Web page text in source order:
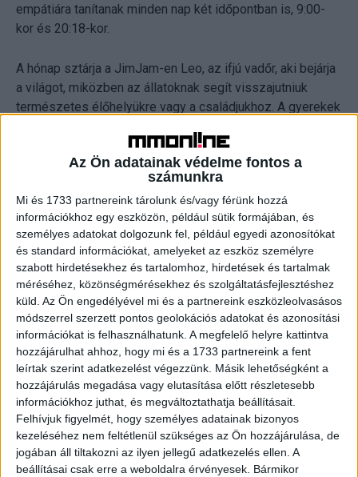
Az Ön adatainak védelme fontos a
számunkra
Mi és 1733 partnereink tárolunk és/vagy férünk hozzá
információkhoz egy eszközön, például sütik formájában, és
személyes adatokat dolgozunk fel, például egyedi azonosítókat
és standard információkat, amelyeket az eszköz személyre
szabott hirdetésekhez és tartalomhoz, hirdetések és tartalmak
méréséhez, közönségmérésekhez és szolgáltatásfejlesztéshez
küld. Az Ön engedélyével mi és a partnereink eszközleolvasásos
módszerrel szerzett pontos geolokációs adatokat és azonosítási
információkat is felhasználhatunk. A megfelelő helyre kattintva
hozzájárulhat ahhoz, hogy mi és a 1733 partnereink a fent
leírtak szerint adatkezelést végezzünk. Másik lehetőségként a
hozzájárulás megadása vagy elutasítása előtt részletesebb
információkhoz juthat, és megváltoztathatja beállításait.
Felhívjuk figyelmét, hogy személyes adatainak bizonyos
kezeléséhez nem feltétlenül szükséges az Ön hozzájárulása, de
jogában áll tiltakozni az ilyen jellegű adatkezelés ellen. A
beállításai csak erre a weboldalra érvényesek. Bármikor
empátiára tanítanak minden nap két időpontban is, 9:00-
kor és 20:18-kor.
A hónap sztárja a JimJam-en Leo, az ifjú vadőr, aki bejárja
a világot, miközben az állatoknak segít visszajutniuk
természetes élőhelyükre vagy a családjukhoz. A gyerekek
miközben megérthetik, hogy milyen hatások érik az állatok
élőhelyeit az emberi tevékenységek miatt, és
megtanulhatják, hogy milyen környezettudatos döntéseket
hozhatnak a mindennapok során. Szórakoztató és érdekes
állati tényekből biztosan nem lesz hiány, naponta kétszer,
8:19-kor és 15:16-kor.
Ezek mellett még számos izgalmas mese várja a kicsiket
a témában. A Pettson és Findusz című népszerű sorozat
a vidéki élet egyszerű szépségét és a
környezettudatosságot hangsúlyozza, míg a Találd ki,
mennyire szeretlek! epizódjai csodás környezetben
játszódnak, ahol az évszakok változása és az erdő
szépsége a természet felfedezésére és szeretetére
ösztönöz mindenkit.
Az AMC Networks International Central and Northern